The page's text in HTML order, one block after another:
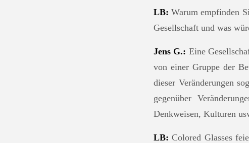
LB: Warum empfinden
Gesellschaft und was
Jens G.: Eine
von einer Gruppe der
dieser Veränderungen
gegenüber
Denkweisen, Kulturen
LB:Colored Glasses